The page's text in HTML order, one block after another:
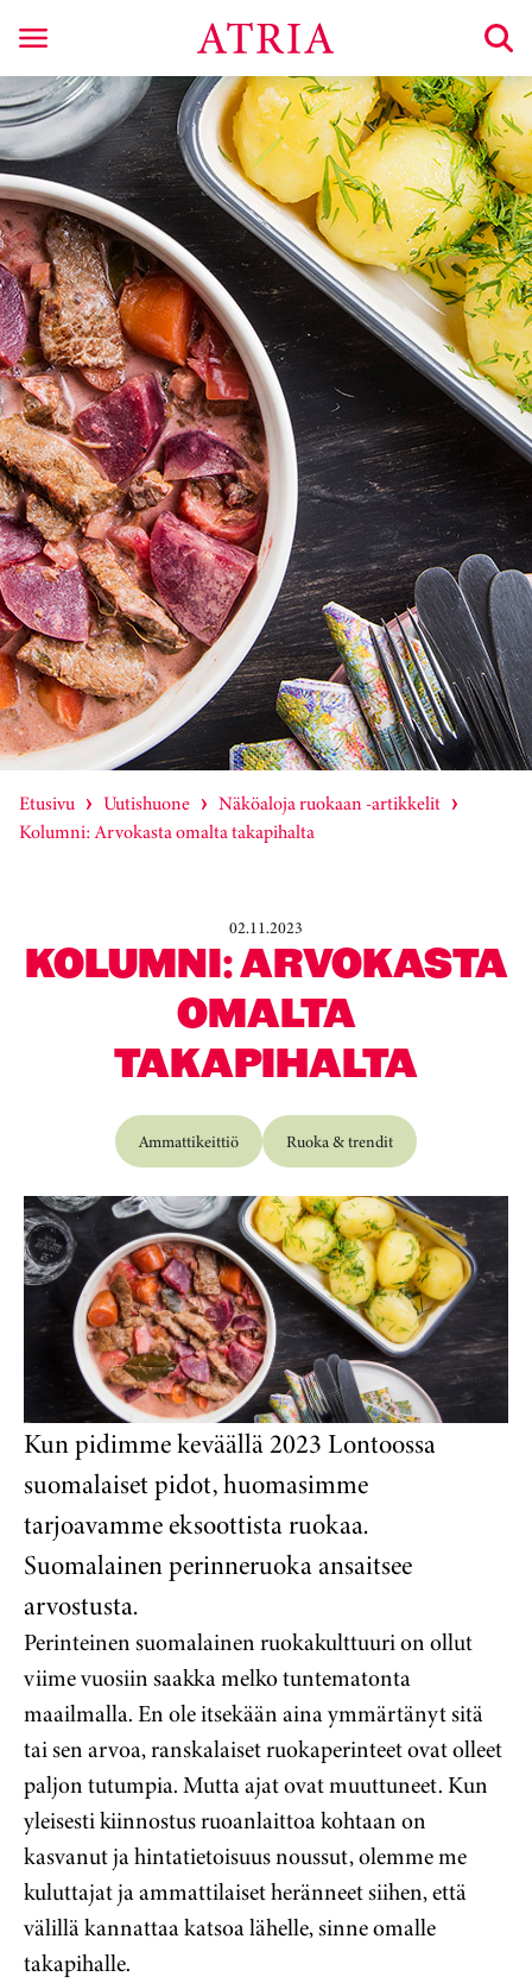
Etusivu Uutishuone
Näköaloja ruokaan -artikkelit
Kolumni: Arvokasta omalta takapihalta
02.11.2023
KOLUMNI: ARVOKASTA
OMALTA
TAKAPIHALTA
Ammattikeittiö Ruoka & trendit
Kun pidimme keväällä 2023 Lontoossa
suomalaiset pidot, huomasimme
tarjoavamme eksoottista ruokaa.
Suomalainen perinneruoka ansaitsee
arvostusta.
Perinteinen suomalainen ruokakulttuuri on ollut
viime vuosiin saakka melko tuntematonta
maailmalla. En ole itsekään aina ymmärtänyt sitä
tai sen arvoa, ranskalaiset ruokaperinteet ovat olleet
paljon tutumpia. Mutta ajat ovat muuttuneet. Kun
yleisesti kiinnostus ruoanlaittoa kohtaan on
kasvanut ja hintatietoisuus noussut, olemme me
kuluttajat ja ammattilaiset heränneet siihen, että
välillä kannattaa katsoa lähelle, sinne omalle
takapihalle.